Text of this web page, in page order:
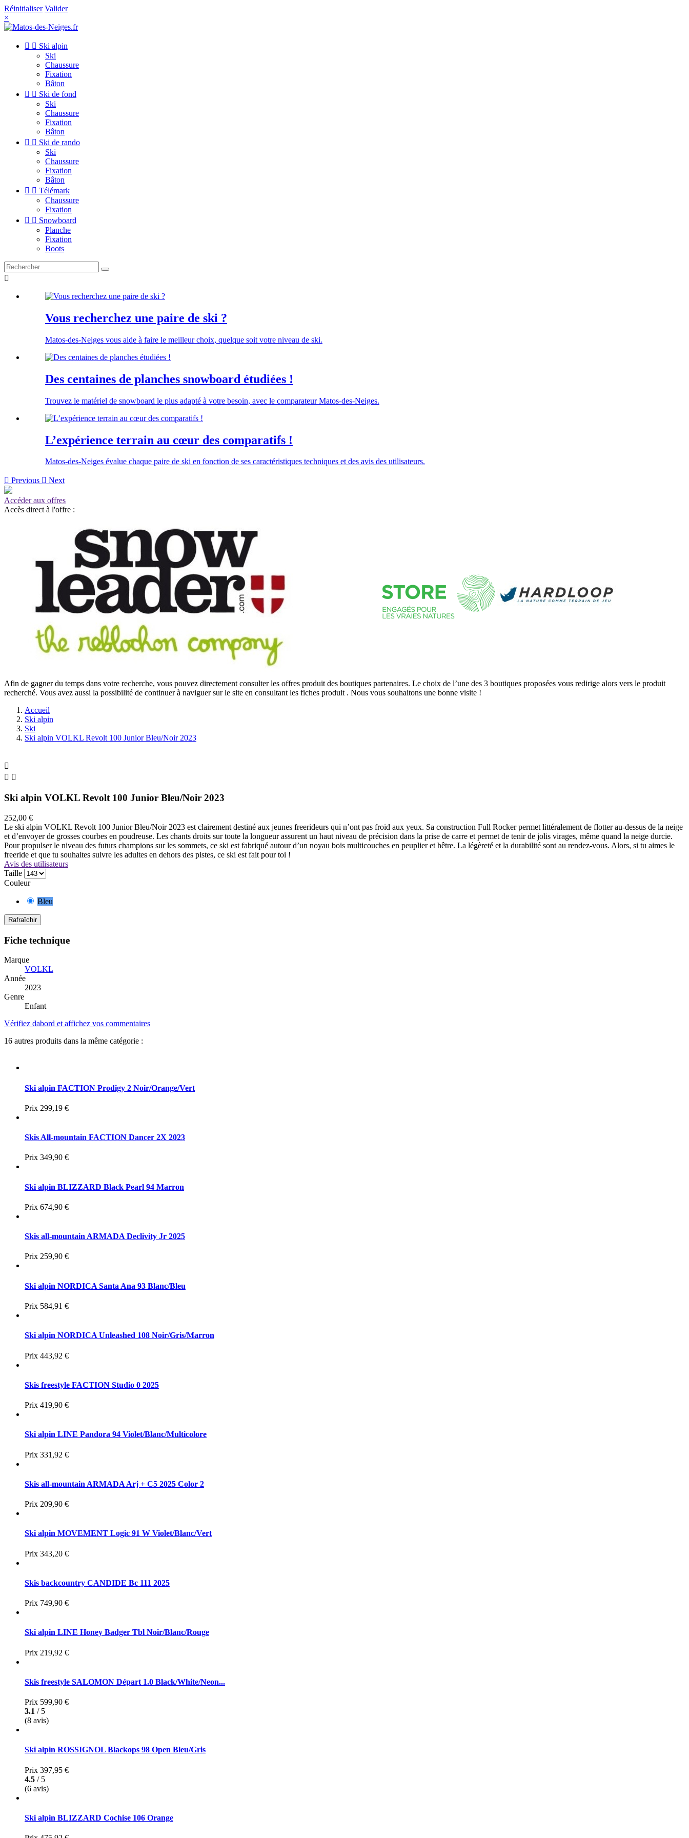
Réinitialiser Valider
×
  Ski alpin
Ski
Chaussure
Fixation
Bâton
  Ski de fond
Ski
Chaussure
Fixation
Bâton
  Ski de rando
Ski
Chaussure
Fixation
Bâton
  Télémark
Chaussure
Fixation
  Snowboard
Planche
Fixation
Boots

Vous recherchez une paire de ski ?
Matos-des-Neiges vous aide à faire le meilleur choix, quelque soit votre niveau de ski.
Des centaines de planches snowboard étudiées !
Trouvez le matériel de snowboard le plus adapté à votre besoin, avec le comparateur Matos-des-Neiges.
L’expérience terrain au cœur des comparatifs !
Matos-des-Neiges évalue chaque paire de ski en fonction de ses caractéristiques techniques et des avis des utilisateurs.
 Previous  Next
Accéder aux offres
Accès direct à l'offre :
Afin de gagner du temps dans votre recherche, vous pouvez directement consulter les offres produit des boutiques partenaires. Le choix de l’une des 3 boutiques proposées vous redirige alors vers le produit
recherché. Vous avez aussi la possibilité de continuer à naviguer sur le site en consultant les fiches produit . Nous vous souhaitons une bonne visite !
Accueil
Ski alpin
Ski
Ski alpin VOLKL Revolt 100 Junior Bleu/Noir 2023

 
Ski alpin VOLKL Revolt 100 Junior Bleu/Noir 2023
252,00 €
Le ski alpin VOLKL Revolt 100 Junior Bleu/Noir 2023 est clairement destiné aux jeunes freerideurs qui n’ont pas froid aux yeux. Sa construction Full Rocker permet littéralement de flotter au-dessus de la neige
et d’envoyer de grosses courbes en poudreuse. Les chants droits sur toute la longueur assurent un haut niveau de précision dans la prise de carre et permet de tenir de jolis virages, même quand la neige durcie.
Pour propulser le niveau des futurs champions sur les sommets, ce ski est fabriqué autour d’un noyau bois multicouches en peuplier et hêtre. La légèreté et la durabilité sont au rendez-vous. Alors, si tu aimes le
freeride et que tu souhaites suivre les adultes en dehors des pistes, ce ski est fait pour toi !
Avis des utilisateurs
Taille
Couleur
Bleu
Fiche technique
Marque
VOLKL
Année
2023
Genre
Enfant
Vérifiez dabord et affichez vos commentaires
16 autres produits dans la même catégorie :
Ski alpin FACTION Prodigy 2 Noir/Orange/Vert
Prix 299,19 €
Skis All-mountain FACTION Dancer 2X 2023
Prix 349,90 €
Ski alpin BLIZZARD Black Pearl 94 Marron
Prix 674,90 €
Skis all-mountain ARMADA Declivity Jr 2025
Prix 259,90 €
Ski alpin NORDICA Santa Ana 93 Blanc/Bleu
Prix 584,91 €
Ski alpin NORDICA Unleashed 108 Noir/Gris/Marron
Prix 443,92 €
Skis freestyle FACTION Studio 0 2025
Prix 419,90 €
Ski alpin LINE Pandora 94 Violet/Blanc/Multicolore
Prix 331,92 €
Skis all-mountain ARMADA Arj + C5 2025 Color 2
Prix 209,90 €
Ski alpin MOVEMENT Logic 91 W Violet/Blanc/Vert
Prix 343,20 €
Skis backcountry CANDIDE Bc 111 2025
Prix 749,90 €
Ski alpin LINE Honey Badger Tbl Noir/Blanc/Rouge
Prix 219,92 €
Skis freestyle SALOMON Départ 1.0 Black/White/Neon...
Prix 599,90 €
3.1 / 5
(8 avis)
Ski alpin ROSSIGNOL Blackops 98 Open Bleu/Gris
Prix 397,95 €
4.5 / 5
(6 avis)
Ski alpin BLIZZARD Cochise 106 Orange